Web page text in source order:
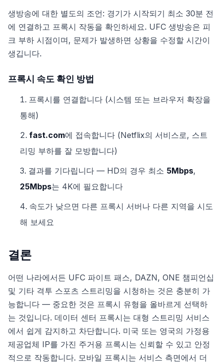
생방송에 대한 별도의 조언: 경기가 시작되기 최소 30분 전
에 연결하고 프록시 작동을 확인하세요. UFC 생방송은 피
크 부하 시점이며, 문제가 발생하면 상황을 수정할 시간이
생깁니다.
프록시 속도 확인 방법
프록시를 연결합니다 (시스템 또는 브라우저 확장을
통해)
fast.com에 접속합니다 (Netflix의 서비스로, 스트
리밍 부하를 잘 모방합니다)
결과를 기다립니다 — HD의 경우 최소 5Mbps,
25Mbps는 4K에 필요합니다
속도가 낮으면 다른 프록시 서버나 다른 지역을 시도
해 보세요
결론
어떤 나라에서든 UFC 파이트 패스, DAZN, ONE 챔피언십
및 기타 격투 스포츠 스트리밍을 시청하는 것은 충분히 가
능합니다 — 중요한 것은 프록시 유형을 올바르게 선택하
는 것입니다. 데이터 센터 프록시는 대형 스트리밍 서비스
에서 쉽게 감지하고 차단합니다. 미국 또는 영국의 가정용
제공업체 IP를 가진 주거용 프록시는 신뢰할 수 있고 안정
적으로 작동합니다. 모바일 프록시는 서비스 측면에서 더